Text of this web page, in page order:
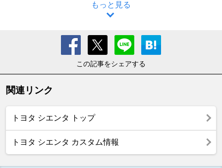
もっと見る
この記事をシェアする
関連リンク
トヨタ シエンタ トップ
トヨタ シエンタ カスタム情報